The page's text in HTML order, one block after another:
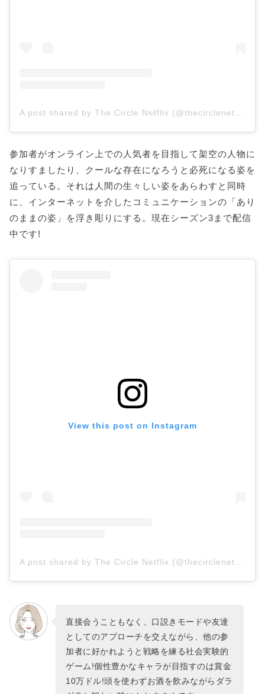
参加者がオンライン上での人気者を目指して架空の人物に
なりすましたり、クールな存在になろうと必死になる姿を
追っている。それは人間の生々しい姿をあらわすと同時
に、インターネットを介したコミュニケーションの「あり
のままの姿」を浮き彫りにする。現在シーズン3まで配信
中です!
View this post on Instagram
直接会うこともなく、口説きモードや友達
としてのアプローチを交えながら、他の参
加者に好かれようと戦略を練る社会実験的
ゲーム!個性豊かなキャラが目指すのは賞金
10万ドル!頭を使わずお酒を飲みながらダラ